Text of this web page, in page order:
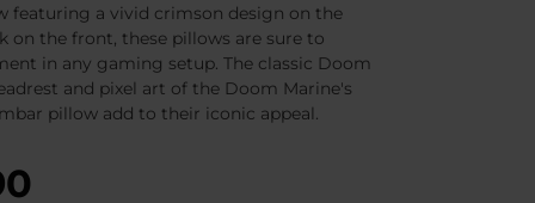
featuring a vivid crimson design on the
on the front, these pillows are sure to
in any gaming setup. The classic Doom
and pixel art of the Doom Marine's
pillow add to their iconic appeal.